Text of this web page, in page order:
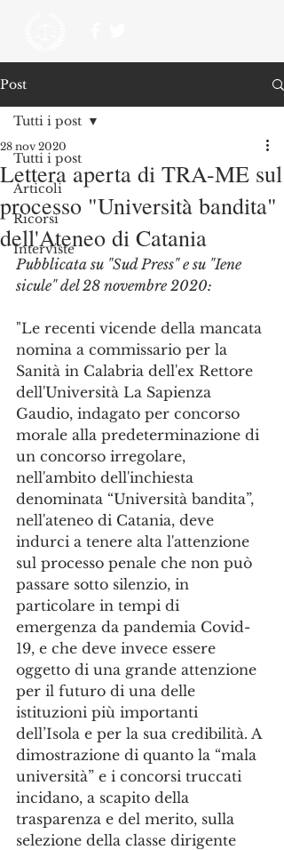
Post
Tutti i post
Articoli
Ricorsi
Interviste
Tutti i post
Lettera aperta di TRA-ME sul
processo "Università bandita"
dell'Ateneo di Catania
28 nov 2020
Pubblicata su "Sud Press" e su "Iene
sicule" del 28 novembre 2020:
"Le recenti vicende della mancata
nomina a commissario per la
Sanità in Calabria dell'ex Rettore
dell'Università La Sapienza
Gaudio, indagato per concorso
morale alla predeterminazione di
un concorso irregolare,
nell'ambito dell'inchiesta
denominata “Università bandita”,
nell'ateneo di Catania, deve
indurci a tenere alta l'attenzione
sul processo penale che non può
passare sotto silenzio, in
particolare in tempi di
emergenza da pandemia Covid-
19, e che deve invece essere
oggetto di una grande attenzione
per il futuro di una delle
istituzioni più importanti
dell’Isola e per la sua credibilità. A
dimostrazione di quanto la “mala
università” e i concorsi truccati
incidano, a scapito della
trasparenza e del merito, sulla
selezione della classe dirigente